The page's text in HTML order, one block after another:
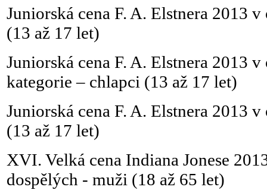
Juniorská cena F. A. Elstnera 2013
(13 až 17 let)
Juniorská cena F. A. Elstnera 2013
kategorie – chlapci (13 až 17 let)
Juniorská cena F. A. Elstnera 2013
(13 až 17 let)
XVI. Velká cena Indiana Jonese
dospělých - muži (18 až 65 let)